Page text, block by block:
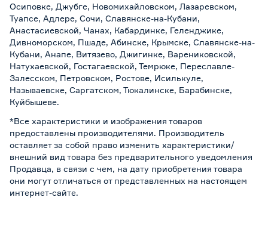
Осиповке, Джубге, Новомихайловском, Лазаревском,
Туапсе, Адлере, Сочи, Славянске-на-Кубани,
Анастасиевской, Чанах, Кабардинке, Геленджике,
Дивноморском, Пшаде, Абинске, Крымске, Славянске-на-
Кубани, Анапе, Витязево, Джигинке, Варениковской,
Натухаевской, Гостагаевской, Темрюке, Переславле-
Залесском, Петровском, Ростове, Исилькуле,
Называевске, Саргатском, Тюкалинске, Барабинске,
Куйбышеве.
*Все характеристики и изображения товаров
предоставлены производителями. Производитель
оставляет за собой право изменить характеристики/
внешний вид товара без предварительного уведомления
Продавца, в связи с чем, на дату приобретения товара
они могут отличаться от представленных на настоящем
интернет-сайте.